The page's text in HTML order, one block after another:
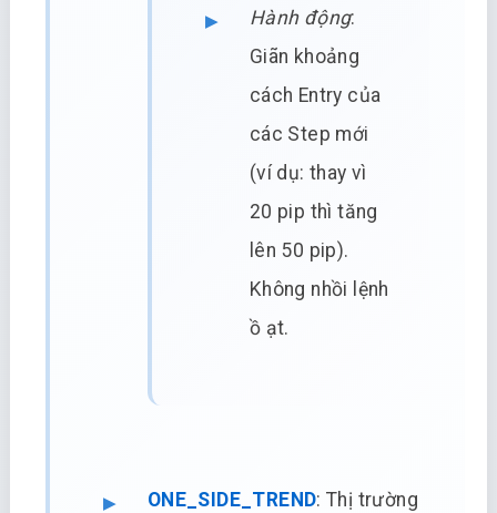
Hành động:
Giãn khoảng
cách Entry của
các Step mới
(ví dụ: thay vì
20 pip thì tăng
lên 50 pip).
Không nhồi lệnh
ồ ạt.
ONE_SIDE_TREND: Thị trường